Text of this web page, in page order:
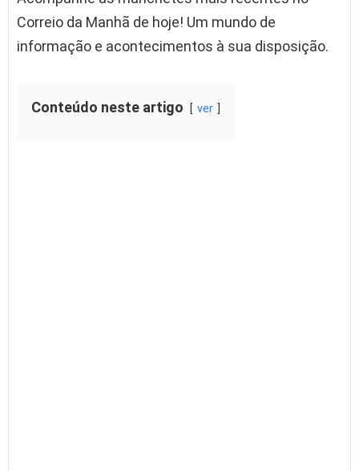
Correio da Manhã de hoje! Um mundo de
informação e acontecimentos à sua disposição.
Conteúdo neste artigo ver